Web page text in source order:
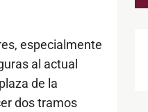
especialmente
al actual
de la
dos tramos